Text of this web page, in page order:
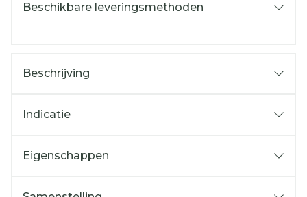
Beschikbare leveringsmethoden
Beschrijving
Indicatie
Eigenschappen